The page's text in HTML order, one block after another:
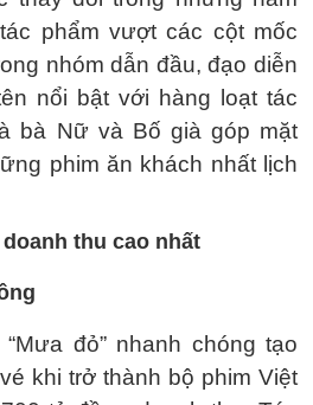
phẩm vượt các cột mốc
nhóm dẫn đầu, đạo diễn
nổi bật với hàng loạt tác
bà Nữ và Bố già góp mặt
phim ăn khách nhất lịch
thu cao nhất
đỏ” nhanh chóng tạo
khi trở thành bộ phim Việt